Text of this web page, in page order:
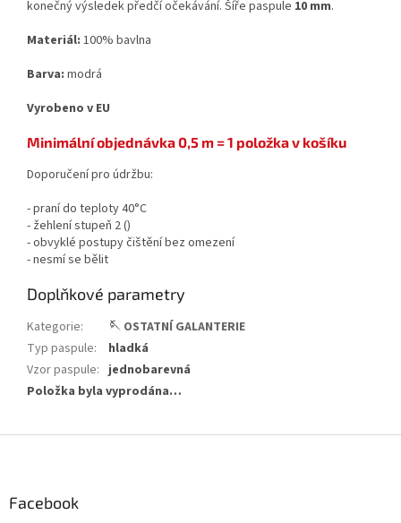
konečný výsledek předčí očekávání. Šíře paspule 10 mm.
Materiál: 100% bavlna
Barva: modrá
Vyrobeno v EU
Minimální objednávka 0,5 m = 1 položka v košíku
Doporučení pro údržbu:
- praní do teploty 40°C
- žehlení stupeň 2 ()
- obvyklé postupy čištění bez omezení
- nesmí se bělit
Doplňkové parametry
Kategorie:
🪡 OSTATNÍ GALANTERIE
Typ paspule:
hladká
Vzor paspule: jednobarevná
Položka byla vyprodána…
Facebook